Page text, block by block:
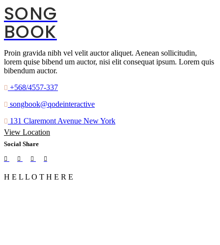
SONG
BOOK
Proin gravida nibh vel velit auctor aliquet. Aenean sollicitudin,
lorem quise bibend um auctor, nisi elit consequat ipsum. Lorem quis
bibendum auctor.
+568/4557-337
songbook@qodeinteractive
131 Claremont Avenue New York
View Location
Social Share
H E L L O T H E R E